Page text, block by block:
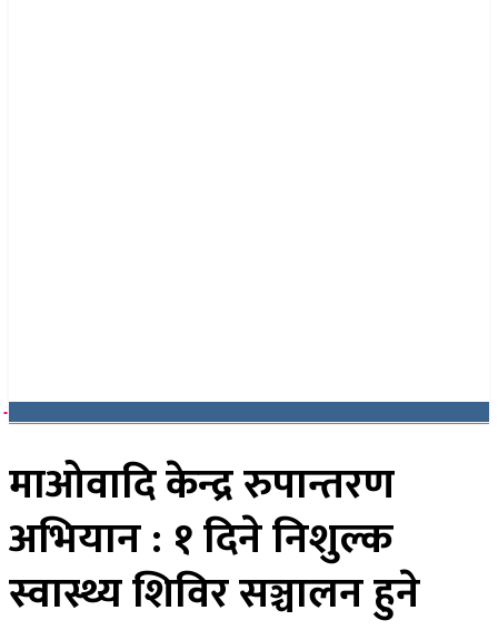
माओवादि केन्द्र रुपान्तरण
अभियान : १ दिने निशुल्क
स्वास्थ्य शिविर सञ्चालन हुने